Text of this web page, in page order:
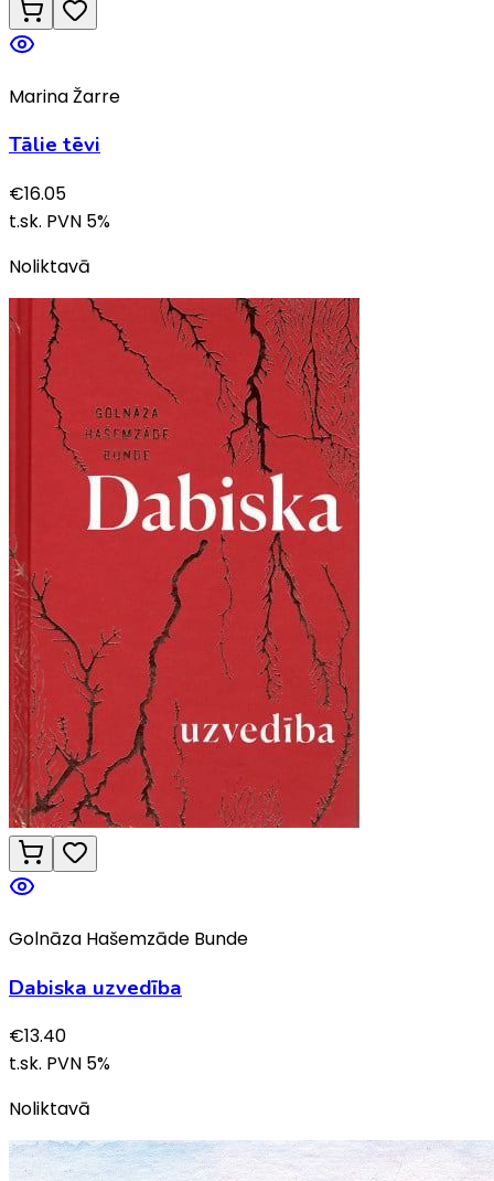
Marina Žarre
Tālie tēvi
€16.05
t.sk. PVN 5%
Noliktavā
Golnāza Hašemzāde Bunde
Dabiska uzvedība
€13.40
t.sk. PVN 5%
Noliktavā